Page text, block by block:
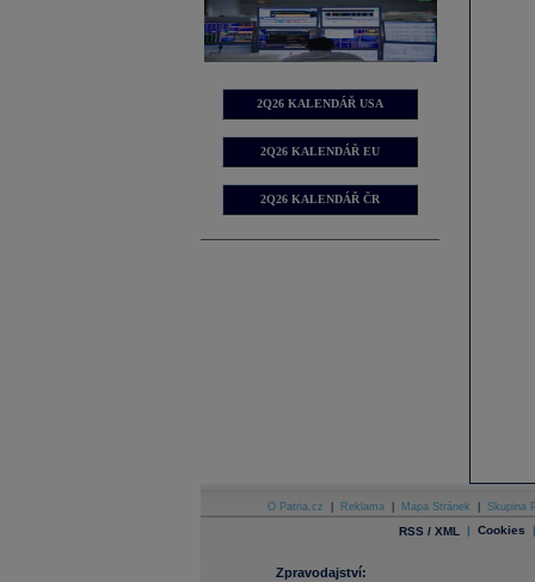
2Q26 KALENDÁŘ USA
2Q26 KALENDÁŘ EU
2Q26 KALENDÁŘ ČR
O Patria.cz Reklama Mapa Stránek Skupina
RSS / XML | Cookies |
Zpravodajství: